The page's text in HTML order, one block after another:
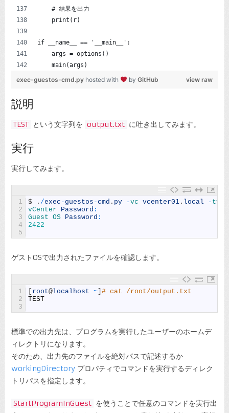
    # 結果を出力
    print(r)
if __name__ == '__main__':
    args = options()
    main(args)
view raw
exec-guestos-cmd.py hosted with by GitHub
説明
TEST という文字列を output.txt に吐き出してみます。
実行
実行してみます。
1
2
3
4
5
$ . /exec - guestos -cmd . py -vc vcenter01. local - tvm
vCenter Password :
Guest OS Password :
2422
ゲストOSで出力されたファイルを確認します。
1
2
3
[ root@localhost ~] # cat /root/output.txt
TEST
標準での出力先は、プログラムを実行したユーザーのホームデ
ィレクトリになります。
そのため、出力先のファイルを絶対パスで記述するか
workingDirectoryプロパティでコマンドを実行するディレク
トリパスを指定します。
StartProgramInGuest を使うことで任意のコマンドを実行出